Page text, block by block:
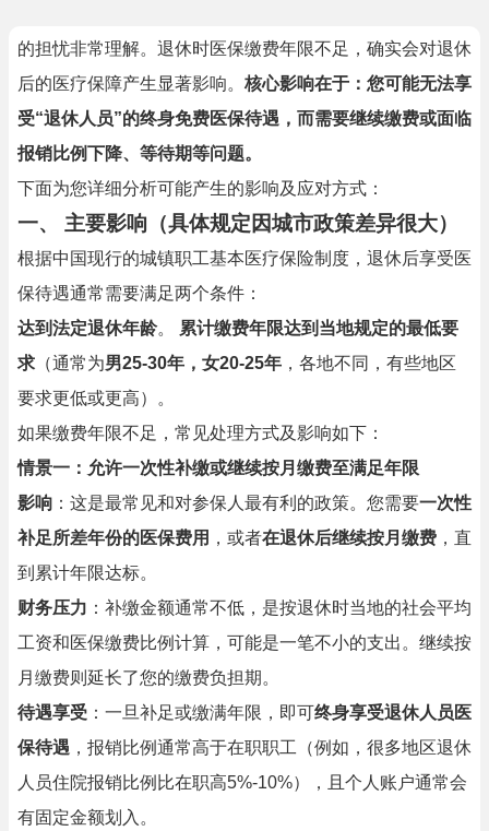
的担忧非常理解。退休时医保缴费年限不足，确实会对退休
后的医疗保障产生显著影响。 核心影响在于：您可能无法享
受“退休人员”的终身免费医保待遇，而需要继续缴费或面临
报销比例下降、等待期等问题。
下面为您详细分析可能产生的影响及应对方式：
一、 主要影响（具体规定因城市政策差异很大）
根据中国现行的城镇职工基本医疗保险制度，退休后享受医
保待遇通常需要满足两个条件：
达到法定退休年龄。
累计缴费年限达到当地规定的最低要
求 （通常为男25-30年，女20-25年 ，各地不同，有些地区
要求更低或更高）。
如果缴费年限不足，常见处理方式及影响如下：
情景一：允许一次性补缴或继续按月缴费至满足年限
影响 ：这是最常见和对参保人最有利的政策。您需要一次性
补足所差年份的医保费用 ，或者在退休后继续按月缴费 ，直
到累计年限达标。
财务压力 ：补缴金额通常不低，是按退休时当地的社会平均
工资和医保缴费比例计算，可能是一笔不小的支出。继续按
月缴费则延长了您的缴费负担期。
待遇享受 ：一旦补足或缴满年限，即可终身享受退休人员医
保待遇 ，报销比例通常高于在职职工（例如，很多地区退休
人员住院报销比例比在职高5%-10%），且个人账户通常会
有固定金额划入。